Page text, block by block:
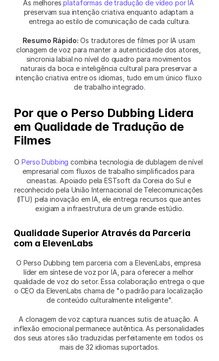
As melhores plataformas de tradução de vídeo por IA
preservam sua intenção criativa enquanto adaptam a
entrega ao estilo de comunicação de cada cultura.
Resumo Rápido: Os tradutores de filmes por IA usam
clonagem de voz para manter a autenticidade dos atores,
sincronia labial no nível do quadro para movimentos
naturais da boca e inteligência cultural para preservar a
intenção criativa entre os idiomas, tudo em um único fluxo
de trabalho integrado.
Por que o Perso Dubbing Lidera
em Qualidade de Tradução de
Filmes
O Perso Dubbing combina tecnologia de dublagem de nível
empresarial com fluxos de trabalho simplificados para
cineastas. Apoiado pela ESTsoft da Coreia do Sul e
reconhecido pela União Internacional de Telecomunicações
(ITU) pela inovação em IA, ele entrega recursos que antes
exigiam a infraestrutura de um grande estúdio.
Qualidade Superior Através da Parceria
com a ElevenLabs
O Perso Dubbing tem parceria com a ElevenLabs, empresa
líder em síntese de voz por IA, para oferecer a melhor
qualidade de voz do setor. Essa colaboração entrega o que
o CEO da ElevenLabs chama de "o padrão para localização
de conteúdo culturalmente inteligente".
A clonagem de voz captura nuances sutis de atuação. A
inflexão emocional permanece autêntica. As personalidades
dos seus atores são traduzidas perfeitamente em todos os
mais de 32 idiomas suportados.